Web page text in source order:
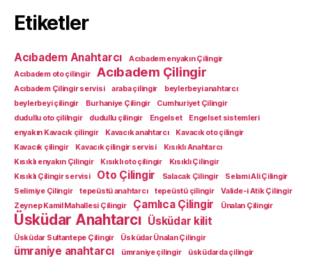
Etiketler
Acıbadem Anahtarcı
Acıbadem enyakın Çilingir
Acıbadem oto çilingir
Acıbadem Çilingir
Acıbadem Çilingir servisi araba çilingir
beylerbeyi anahtarcı
beylerbeyi çilingir
Burhaniye Çilingir
Cumhuriyet Çilingir
dudullu oto çililngir
dudullu çilingir Engelset
Engelset sistemleri
enyakın Kavacık çilingir
Kavacık anahtarcı
Kavacık oto çilingir
Kavacık çilingir
Kavacık çilingir servisi
Kısıklı Anahtarcı
Kısıklı enyakın Çilingir
Kısıklı oto çilingir
Kısıklı Çilingir
Kısıklı Çilingir servisi
Oto Çilingir Salacak Çilingir
Selami Ali Çilingir
Selimiye Çilingir
tepeüstü anahtarcı tepeüstü çilingir
Valide-i Atik Çilingir
Zeynep Kamil Mahallesi Çilingir
Çamlıca Çilingir Ünalan Çilingir
Üsküdar Anahtarcı Üsküdar kilit
Üsküdar Sultantepe Çilingir Üsküdar Ünalan Çilingir
ümraniye anahtarcı ümraniye çilingir üsküdarda çilingir